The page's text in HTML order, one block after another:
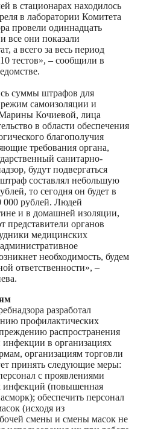
в стационарах находилось
в лаборатории Комитета
провели одиннадцать
все они показали
а всего за весь период
тестов», – сообщили в
суммы штрафов для
самоизоляции и
Кочиевой, лица
в области обеспечения
благополучия
требования органа,
санитарно-
будут подвергаться
составлял небольшую
то сегодня он будет в
000 рублей. Людей
и в домашней изоляции,
представители органов
медицинских
необходимость, будем
ответственности», –
разработал
профилактических
распространения
в организациях
организациям торговли
принять следующие меры:
с проявлениями
инфекций (повышенная
обеспечить персонал
(исходя из
смены и смены масок не